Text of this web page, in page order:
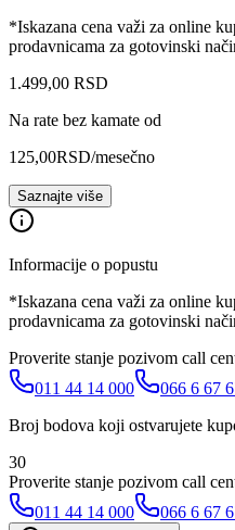
*Iskazana cena važi za online
prodavnicama za gotovinski
1.499,00 RSD
Na rate bez kamate od
125,00RSD/mesečno
Saznajte više
Informacije o popustu
*Iskazana cena važi za online
prodavnicama za gotovinski
Proverite stanje pozivom call
011 44 14 000
066 6 67
Broj bodova koji ostvarujete
30
Proverite stanje pozivom call
011 44 14 000
066 6 67